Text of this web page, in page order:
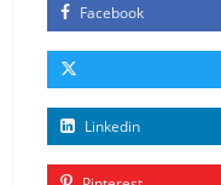
Facebook
Linkedin